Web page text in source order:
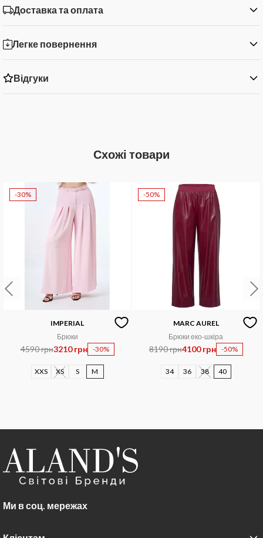
Доставка та оплата
Легке повернення
Відгуки
Схожі товари
-30%
IMPERIAL
Брюки
4590 грн3210 грн -30%
XXS XS S M
-50%
MARC AUREL
Брюки еко-шкіра
8190 грн4100 грн -50%
34 36 38 40
Ми в соц. мережах